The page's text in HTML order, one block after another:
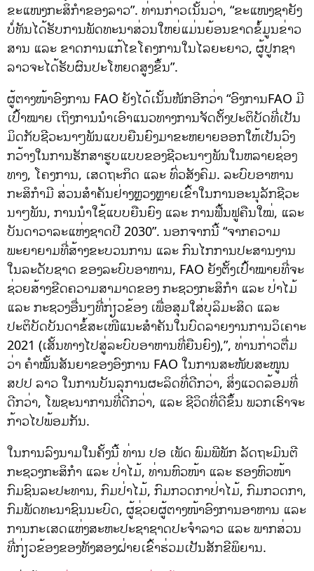
ຂະແໜງກະສິກຳຂອງລາວ”. ທ່ານ​ກ່າວ​ເນັ້ນ​ວ່າ, “ຂະ​ແໜງ​​ຊາ​ຍັງ​
ບໍ່​ທັນ​ໄດ້​ຮັບ​ການ​ພັດ​ທະ​ນາ​ສ່ວນ​ໃຫຍ່ແມ່ນ​ຍ້ອນຂາດ​ຂໍ້​ມູນ​ຂ່າວ​
ສານ​ ແລະ​ ຂາດ​ການແກ້ໄຂ​ໂຄງການ​ໃນ​ໄລຍະ​ຍາວ, ຜູ້​ປູກ​ຊາ​
ລາວ​ຈະ​ໄດ້​ຮັບ​ຜົນ​ປະ​ໂຫຍດ​ສູງ​ຂຶ້ນ”.
ຜູ້ຕາງໜ້າອົງການ FAO ຍັງໄດ້ເນັ້ນໜັກອີກວ່າ “ອົງການFAO ມີ
ເປົ້າໝາຍ ເຖິງການນຳເອົາແນວທາງການຈັດຕັ້ງປະຕິບັດທີ່ເປັນ
ມິດກັບຊີວະນາໆພັນແບບຍືນຍົງມາຂະຫຍາຍອອກໃຫ້ເປັນວົງ
ກວ້າງໃນການຮັກສາຮູບແບບຂອງຊີວະນາໆພັນໃນຫລາຍຊ່ອງ
ທາງ, ໂຄງການ, ເສດຖະກິດ ແລະ ທົ່ວສັງຄົມ. ລະບົບອາຫານ​
ກະ​ສິ​ກຳ​ມີ​ ​ສ່ວນສຳຄັນ​ຢ່າງ​ຫຼວງຫຼາຍ​ເຂົ້າ​ໃນ​ການ​ອະ​ນຸ​ລັກ​ຊີ​ວະ​
ນາໆ​ພັນ, ການ​ນຳ​ໃຊ້​ແບບ​ຍືນ​ຍົງ ແລະ ການ​ຟື້ນ​ຟູ​ຄືນ​ໃໝ່, ແລະ​
ບັນ​ດາ​ວາ​ລະ​ແຫ່ງຊາດປີ 2030”. ນອກຈາກນີ້ “ຈາກຄວາມ
ພະຍາຍາມທີ່ສ້າງຂະບວນການ ແລະ ກົນໄກການປະສານງານ
ໃນລະດັບຊາດ ຂອງລະບົບອາຫານ, FAO ຍັງຕັ້ງເປົ້າໝາຍທີ່ຈະ
ຊ່ວຍສ້າງຂີດຄວາມສາມາດຂອງ ກະຊວງກະສິກຳ ແລະ ປ່າໄມ້
ແລະ ກະຊວງອື່ນໆທີ່ກ່ຽວຂ້ອງ ເພື່ອສຸມໃສ່ບຸລິມະສິດ ແລະ
ປະຕິບັດບັນດາຂໍ້ສະເໜີແນະສຳຄັນໃນບົດລາຍງານການວິເຄາະ
2021 (ເສັ້ນທາງໄປສູ່ລະບົບອາຫານທີ່ຍືນຍົງ),”, ທ່ານກ່າວຕື່ມ
ວ່າ ​ຄຳ​ໝັ້ນ​ສັນຍາ​ຂອງອົງການ FAO ​ໃນ​ການ​ສະໜັບສະໜູນ
ສປປ ລາວ ​ໃນ​ການ​ບັນລຸ​ການ​ຜະລິດ​ທີ່​ດີກ​ວ່າ, ສິ່ງ​ແວດ​ລ້ອມ​ທີ່​
ດີກ​ວ່າ, ໂພ​ຊະ​ນາ​ການ​ທີ່​ດີກ​ວ່າ, ​ແລະ ຊີວິດ​ທີ່​ດີ​ຂຶ້ນ​ ພວກເຮົາຈະ
ກ້າວໄປພ້ອມກັນ.
ໃນການລົງນາມໃນຄັ້ງນີ້ ທ່ານ ປອ ເພັດ ພົມພີພັກ ລັດຖະມົນຕີ
ກະຊວງກະສິກຳ ແລະ ປ່າໄມ້, ທ່ານຫົວໜ້າ ແລະ ຮອງຫົວໜ້າ
ກົມຊົນລະປະທານ, ກົມປ່າໄມ້, ກົມກວດກາປ່າໄມ້, ກົມກວດກາ,
ກົມພັດທະນາຊົນນະບົດ, ຜູ້ຊ່ວຍຜູ້ຕາງໜ້າອົງການອາຫານ ແລະ
ການກະເສດແຫ່ງສະຫະປະຊາຊາດປະຈຳລາວ ແລະ ພາກສ່ວນ
ທີ່ກ່ຽວຂ້ອງຂອງທັງສອງຝ່າຍເຂົ້າຮ່ວມເປັນສັກຂີພິຍານ.